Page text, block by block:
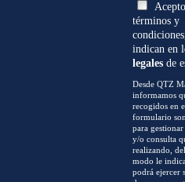
términos y
indican en
legales de
Desde QTZ
informamos
recogidos en
formulario
para
y/o consulta
realizando,
modo le
podrá ejercer